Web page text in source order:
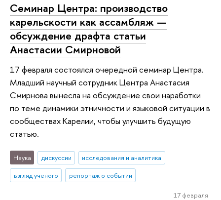
Семинар Центра: производство
карельскости как ассамбляж —
обсуждение драфта статьи
Анастасии Смирновой
17 февраля состоялся очередной семинар Центра.
Младший научный сотрудник Центра Анастасия
Смирнова вынесла на обсуждение свои наработки
по теме динамики этничности и языковой ситуации в
сообществах Карелии, чтобы улучшить будущую
статью.
Наука дискуссии
исследования и аналитика
взгляд ученого
репортаж о событии
17 февраля